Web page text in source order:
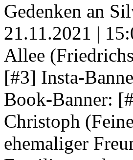
Gedenken an
21.11.2021 |
Allee
[#3] Insta-
Book-Banner:
Christoph
ehemaliger